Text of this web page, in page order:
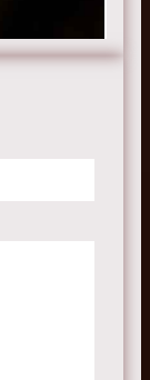
на
сайте